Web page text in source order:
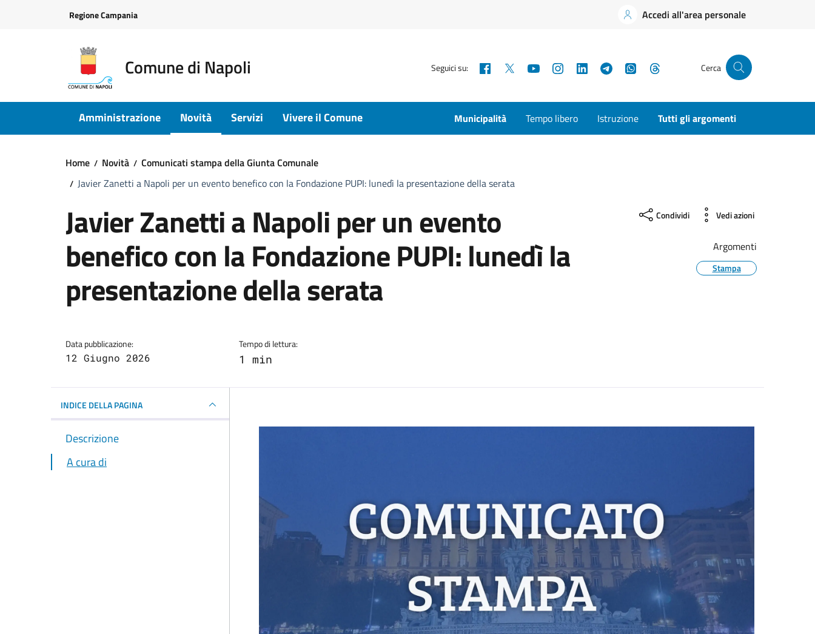
Regione Campania Accedi all'area personale
Comune di Napoli Seguici su: Facebook YouTubeInstagramLinkedInTelegramWhatsApp Cerca
Amministrazione Novità Servizi Vivere il Comune Municipalità Tempo libero Istruzione Tutti gli argomenti
Home Novità
Comunicati stampa della Giunta Comunale
Javier Zanetti a Napoli per un evento benefico con la Fondazione PUPI: lunedì la presentazione della serata
Javier Zanetti a Napoli per un evento
benefico con la Fondazione PUPI: lunedì la
presentazione della serata
Data pubblicazione:
12 Giugno 2026
Tempo di lettura:
1 min
Condividi Vedi azioni
Argomenti
Stampa
INDICE DELLA PAGINA
Descrizione
A cura di